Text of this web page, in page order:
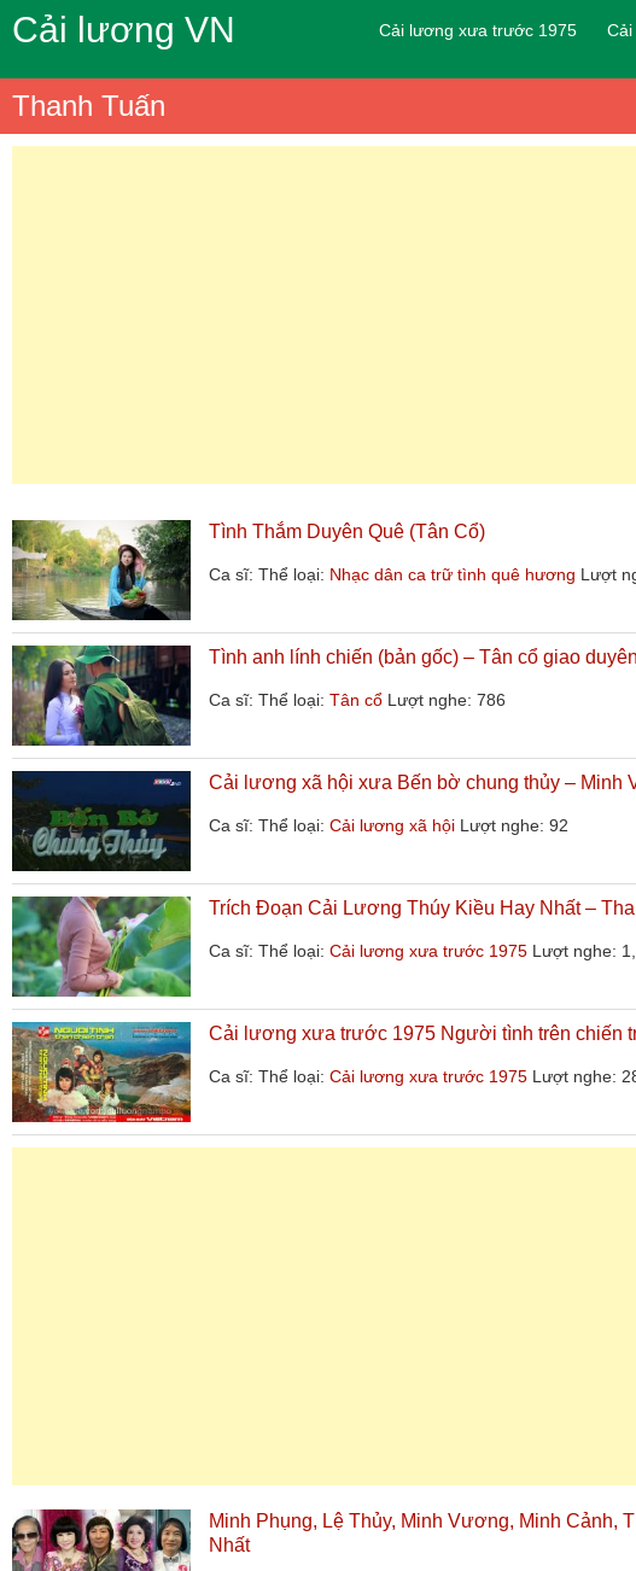
Cải lương VN Cải lương xưa trước 1975
Thanh Tuấn
Tình Thắm Duyên Quê (Tân Cổ)
Ca sĩ: Thể loại: Nhạc dân ca trữ tình quê hương Lượt
Tình anh lính chiến (bản gốc) – Tân cổ giao duyên
Ca sĩ: Thể loại: Tân cổ Lượt nghe: 786
Cải lương xã hội xưa Bến bờ chung thủy – Minh
Ca sĩ: Thể loại: Cải lương xã hội Lượt nghe: 92
Trích Đoạn Cải Lương Thúy Kiều Hay Nhất –
Ca sĩ: Thể loại: Cải lương xưa trước 1975 Lượt nghe:
Cải lương xưa trước 1975 Người tình trên chiến
Ca sĩ: Thể loại: Cải lương xưa trước 1975 Lượt nghe:
Minh Phụng, Lệ Thủy, Minh Vương, Minh Cảnh,
Nhất